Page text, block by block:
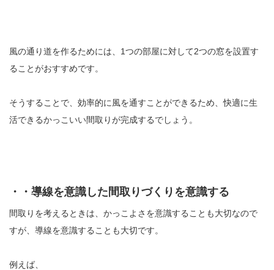
風の通り道を作るためには、1つの部屋に対して2つの窓を設置す
ることがおすすめです。
そうすることで、効率的に風を通すことができるため、快適に生
活できるかっこいい間取りが完成するでしょう。
・・導線を意識した間取りづくりを意識する
間取りを考えるときは、かっこよさを意識することも大切なので
すが、導線を意識することも大切です。
例えば、